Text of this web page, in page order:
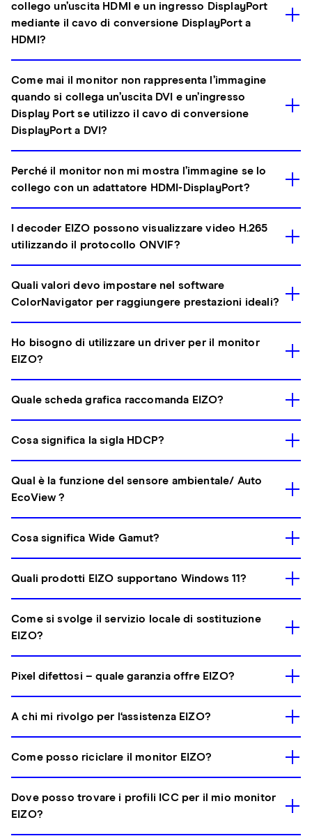
collego un’uscita HDMI e un ingresso DisplayPort
mediante il cavo di conversione DisplayPort a
HDMI?
Come mai il monitor non rappresenta l’immagine
quando si collega un’uscita DVI e un’ingresso
Display Port se utilizzo il cavo di conversione
DisplayPort a DVI?
Perché il monitor non mi mostra l’immagine se lo
collego con un adattatore HDMI-DisplayPort?
I decoder EIZO possono visualizzare video H.265
utilizzando il protocollo ONVIF?
Quali valori devo impostare nel software
ColorNavigator per raggiungere prestazioni ideali?
Ho bisogno di utilizzare un driver per il monitor
EIZO?
Quale scheda grafica raccomanda EIZO?
Cosa significa la sigla HDCP?
Qual è la funzione del sensore ambientale/ Auto
EcoView ?
Cosa significa Wide Gamut?
Quali prodotti EIZO supportano Windows 11?
Come si svolge il servizio locale di sostituzione
EIZO?
Pixel difettosi – quale garanzia offre EIZO?
A chi mi rivolgo per l‘assistenza EIZO?
Come posso riciclare il monitor EIZO?
Dove posso trovare i profili ICC per il mio monitor
EIZO?